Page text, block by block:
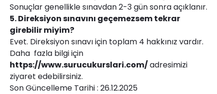
Sonuçlar genellikle sınavdan 2-3 gün sonra açıklanır.
5. Direksiyon sınavını geçemezsem tekrar
girebilir miyim?
Evet. Direksiyon sınavı için toplam 4 hakkınız vardır.
Daha fazla bilgi için
https://www.surucukurslari.com/adresimizi
ziyaret edebilirsiniz.
Son Güncelleme Tarihi : 26.12.2025